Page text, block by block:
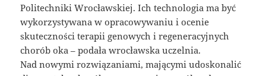
Politechniki Wrocławskiej. Ich technologia ma być
wykorzystywana w opracowywaniu i ocenie
skuteczności terapii genowych i regeneracyjnych
chorób oka – podała wrocławska uczelnia.
Nad nowymi rozwiązaniami, mającymi udoskonalić